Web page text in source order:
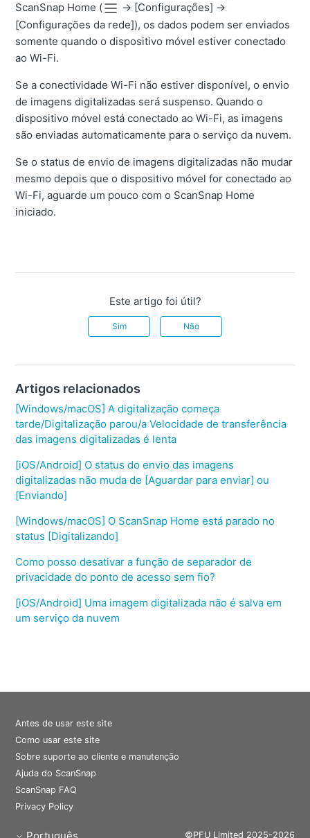
ScanSnap Home (
→ [Configurações] →
[Configurações da rede]), os dados podem ser enviados
somente quando o dispositivo móvel estiver conectado
ao Wi-Fi.
Se a conectividade Wi-Fi não estiver disponível, o envio
de imagens digitalizadas será suspenso. Quando o
dispositivo móvel está conectado ao Wi-Fi, as imagens
são enviadas automaticamente para o serviço da nuvem.
Se o status de envio de imagens digitalizadas não mudar
mesmo depois que o dispositivo móvel for conectado ao
Wi-Fi, aguarde um pouco com o ScanSnap Home
iniciado.
Este artigo foi útil?
Sim Não
Artigos relacionados
[Windows/macOS] A digitalização começa
tarde/Digitalização parou/a Velocidade de transferência
das imagens digitalizadas é lenta
[iOS/Android] O status do envio das imagens
digitalizadas não muda de [Aguardar para enviar] ou
[Enviando]
[Windows/macOS] O ScanSnap Home está parado no
status [Digitalizando]
Como posso desativar a função de separador de
privacidade do ponto de acesso sem fio?
[iOS/Android] Uma imagem digitalizada não é salva em
um serviço da nuvem
Antes de usar este site
Como usar este site
Sobre suporte ao cliente e manutenção
Ajuda do ScanSnap
ScanSnap FAQ
Privacy Policy
©PFU Limited 2025-2026